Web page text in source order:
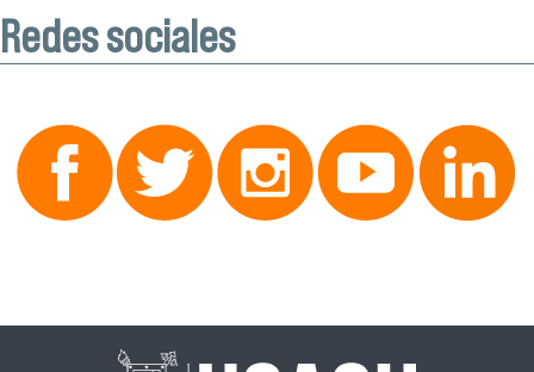
Redes sociales